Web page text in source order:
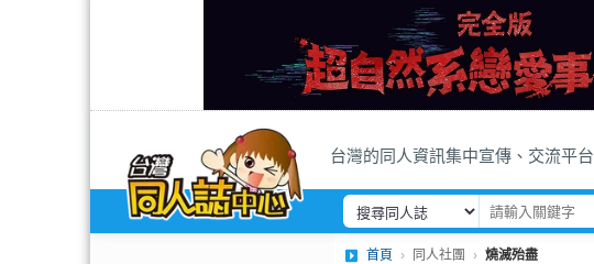
台灣的同人資訊集中宣傳、交流平台
首頁 同人社團 燒滅殆盡